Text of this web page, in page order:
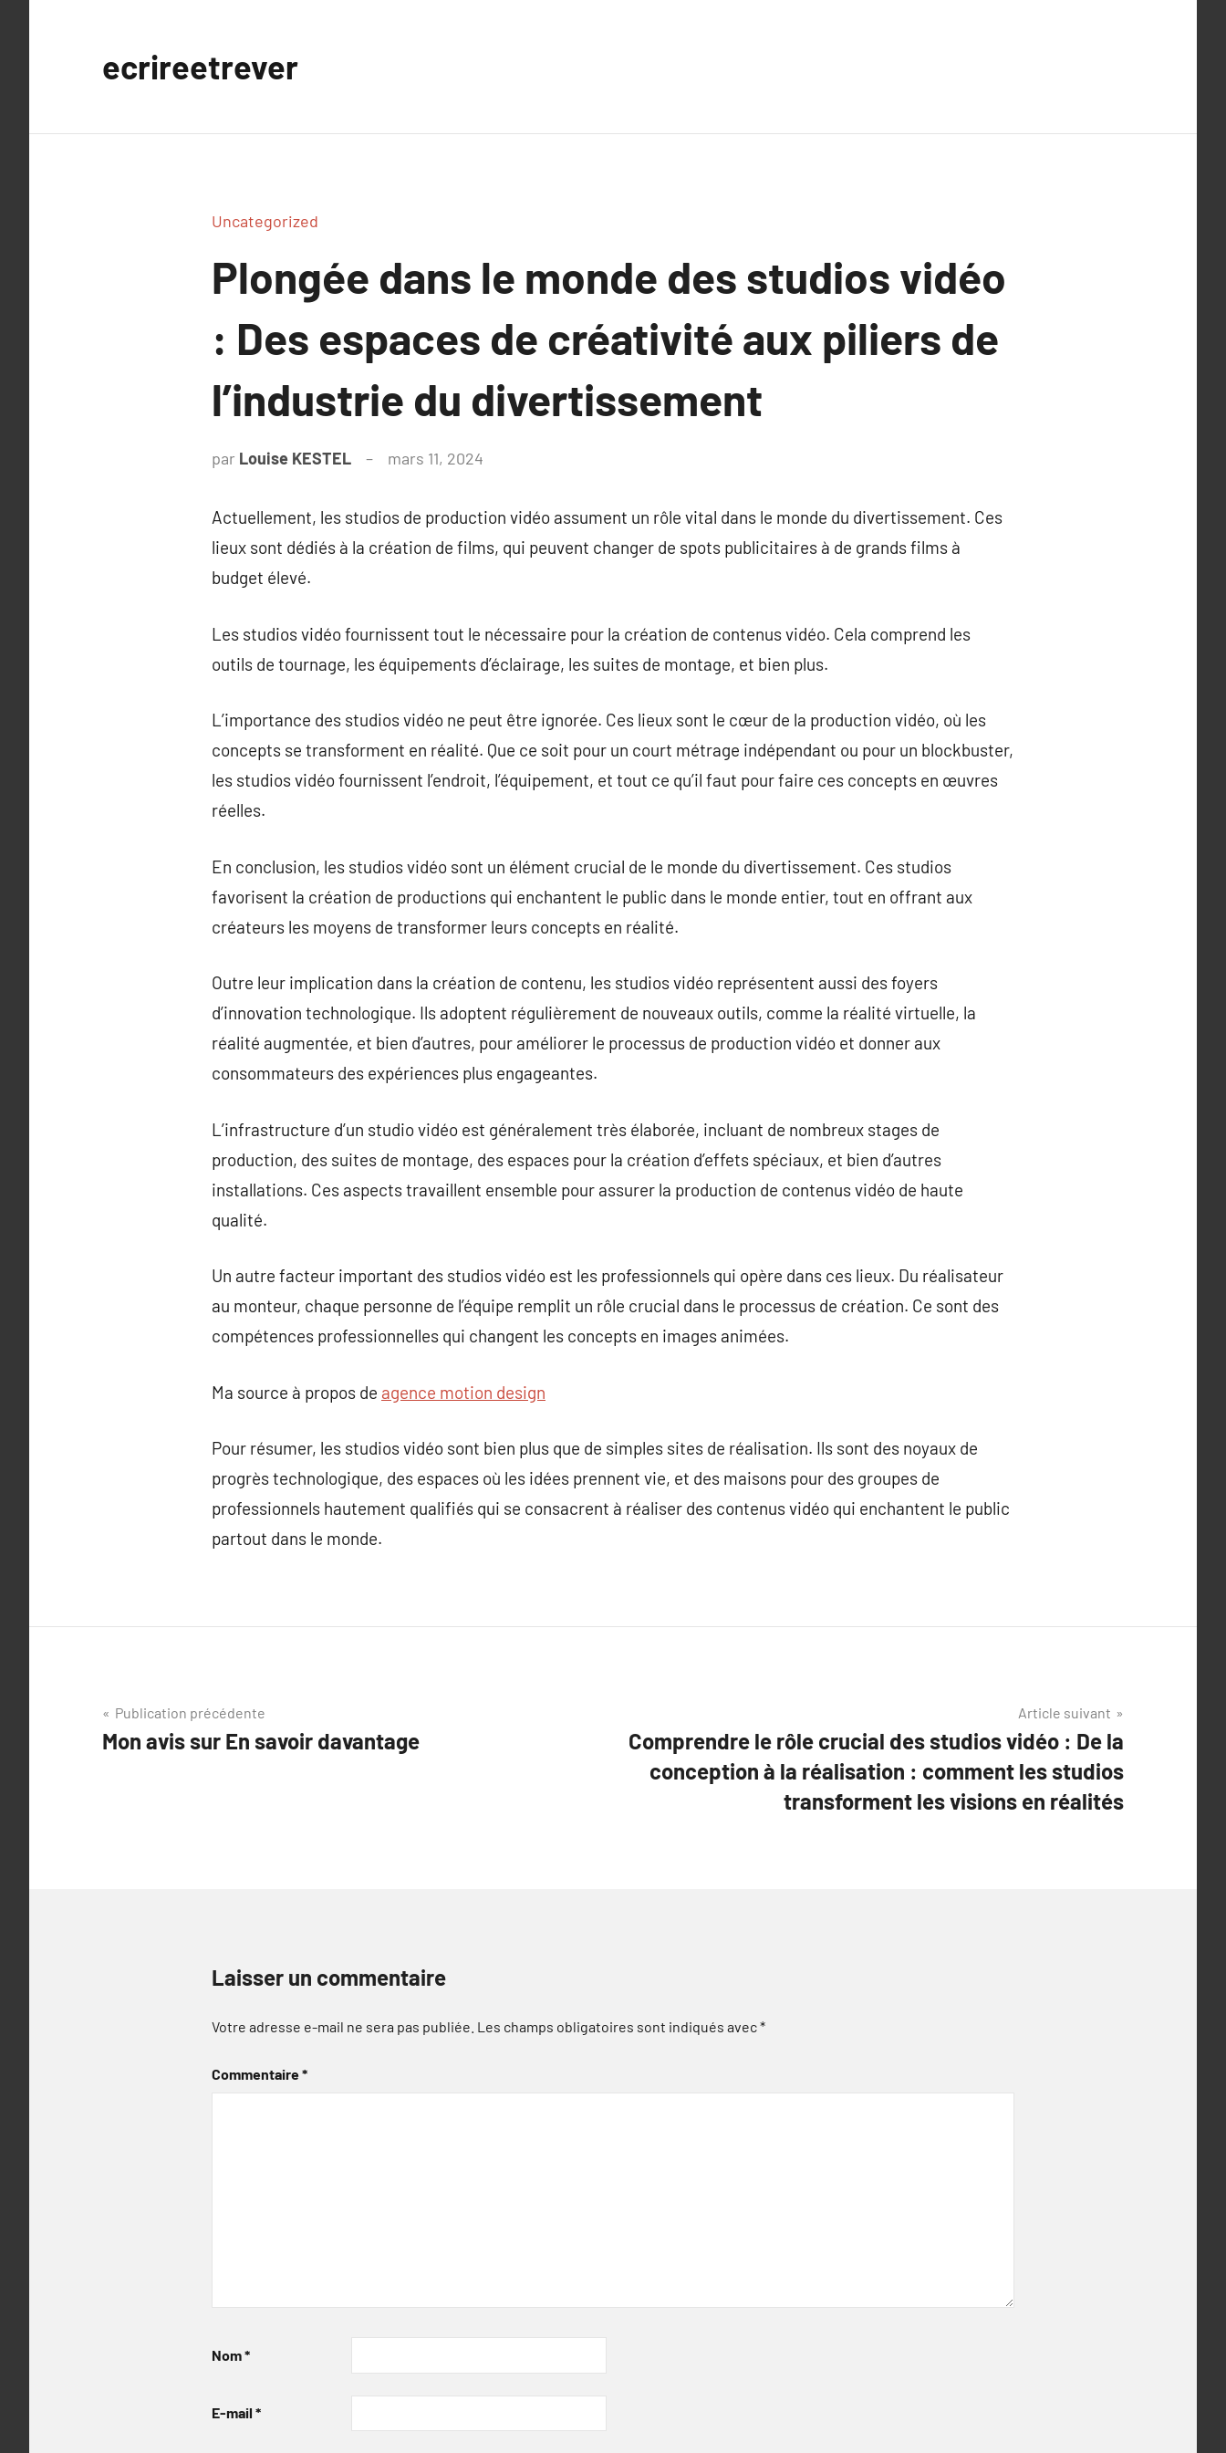
ecrireetrever
Uncategorized
Plongée dans le monde des studios vidéo
: Des espaces de créativité aux piliers de
l’industrie du divertissement
par Louise KESTEL mars 11, 2024
Actuellement, les studios de production vidéo assument un rôle vital dans le monde du divertissement. Ces
lieux sont dédiés à la création de films, qui peuvent changer de spots publicitaires à de grands films à
budget élevé.
Les studios vidéo fournissent tout le nécessaire pour la création de contenus vidéo. Cela comprend les
outils de tournage, les équipements d’éclairage, les suites de montage, et bien plus.
L’importance des studios vidéo ne peut être ignorée. Ces lieux sont le cœur de la production vidéo, où les
concepts se transforment en réalité. Que ce soit pour un court métrage indépendant ou pour un blockbuster,
les studios vidéo fournissent l’endroit, l’équipement, et tout ce qu’il faut pour faire ces concepts en œuvres
réelles.
En conclusion, les studios vidéo sont un élément crucial de le monde du divertissement. Ces studios
favorisent la création de productions qui enchantent le public dans le monde entier, tout en offrant aux
créateurs les moyens de transformer leurs concepts en réalité.
Outre leur implication dans la création de contenu, les studios vidéo représentent aussi des foyers
d’innovation technologique. Ils adoptent régulièrement de nouveaux outils, comme la réalité virtuelle, la
réalité augmentée, et bien d’autres, pour améliorer le processus de production vidéo et donner aux
consommateurs des expériences plus engageantes.
L’infrastructure d’un studio vidéo est généralement très élaborée, incluant de nombreux stages de
production, des suites de montage, des espaces pour la création d’effets spéciaux, et bien d’autres
installations. Ces aspects travaillent ensemble pour assurer la production de contenus vidéo de haute
qualité.
Un autre facteur important des studios vidéo est les professionnels qui opère dans ces lieux. Du réalisateur
au monteur, chaque personne de l’équipe remplit un rôle crucial dans le processus de création. Ce sont des
compétences professionnelles qui changent les concepts en images animées.
Ma source à propos de agence motion design
Pour résumer, les studios vidéo sont bien plus que de simples sites de réalisation. Ils sont des noyaux de
progrès technologique, des espaces où les idées prennent vie, et des maisons pour des groupes de
professionnels hautement qualifiés qui se consacrent à réaliser des contenus vidéo qui enchantent le public
partout dans le monde.
Navigation
de
Publication précédente
Mon avis sur En savoir davantage
Article suivant
Comprendre le rôle crucial des studios vidéo : De la
conception à la réalisation : comment les studios
transforment les visions en réalités
Laisser un commentaire
Votre adresse e-mail ne sera pas publiée. Les champs obligatoires sont indiqués avec*
Commentaire*
Nom*
E-mail *